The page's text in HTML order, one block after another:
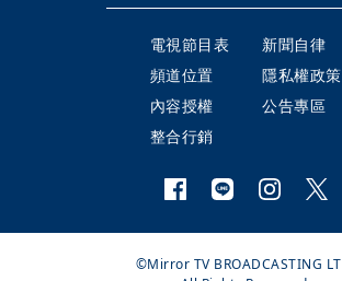
電視節目表
新聞自律
頻道位置
隱私權政策
內容授權
公告專區
整合行銷
©Mirror TV BROADCASTING